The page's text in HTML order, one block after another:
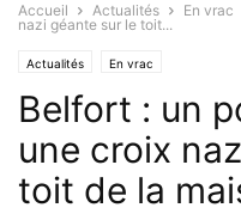
Accueil Actualités En vrac
nazi géante sur le toit...
Actualités En vrac
Belfort : un
une croix
toit de la